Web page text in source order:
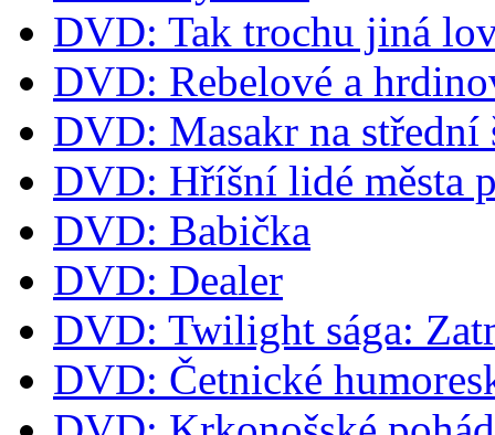
DVD: Tak trochu jiná
DVD: Rebelové a
DVD: Masakr na střední
DVD: Hříšní lidé města
DVD: Babička
DVD: Dealer
DVD: Twilight sága:
DVD: Četnické